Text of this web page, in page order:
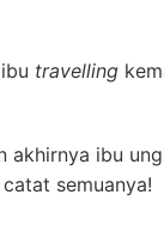
travelling
akhirnya ibu
semuanya!